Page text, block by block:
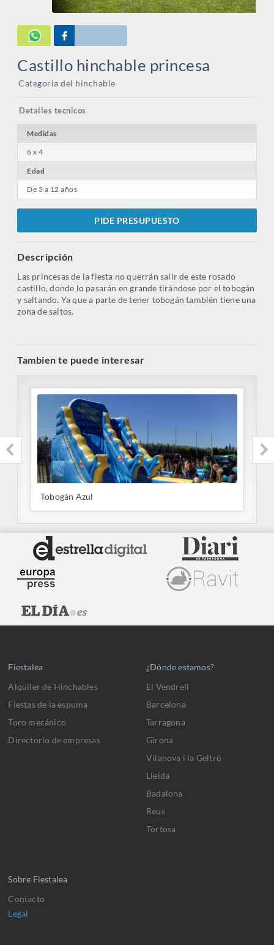
Castillo hinchable princesa
Categoria del hinchable
Detalles tecnicos
Medidas
6 x 4
Edad
De 3 a 12 años
PIDE PRESUPUESTO
Descripción
Las princesas de la fiesta no querrán salir de este rosado
castillo, donde lo pasarán en grande tirándose por el tobogán
y saltando. Ya que a parte de tener tobogán también tiene una
zona de saltos.
Tambien te puede interesar
Tobogán Azul
Fiestalea
Alquiler de Hinchables
Fiestas de la espuma
Toro mecánico
Directorio de empresas
¿Dónde estamos?
El Vendrell
Barcelona
Tarragona
Girona
Vilanova i la Geltrú
Lleida
Badalona
Reus
Tortosa
Sobre Fiestalea
Contacto
Legal